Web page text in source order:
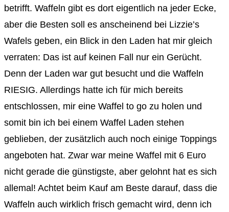
betrifft. Waffeln gibt es dort eigentlich na jeder Ecke,
aber die Besten soll es anscheinend bei Lizzie’s
Wafels geben, ein Blick in den Laden hat mir gleich
verraten: Das ist auf keinen Fall nur ein Gerücht.
Denn der Laden war gut besucht und die Waffeln
RIESIG. Allerdings hatte ich für mich bereits
entschlossen, mir eine Waffel to go zu holen und
somit bin ich bei einem Waffel Laden stehen
geblieben, der zusätzlich auch noch einige Toppings
angeboten hat. Zwar war meine Waffel mit 6 Euro
nicht gerade die günstigste, aber gelohnt hat es sich
allemal! Achtet beim Kauf am Beste darauf, dass die
Waffeln auch wirklich frisch gemacht wird, denn ich